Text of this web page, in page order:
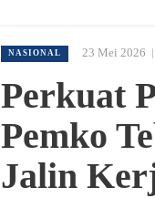
NASIONAL 23 Mei 2026
Perkuat
Pemko
Jalin